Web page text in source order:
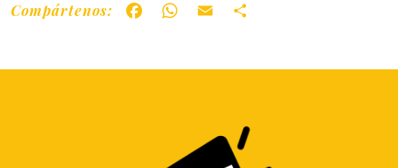
Compártenos: FacebookWhatsApp
Email